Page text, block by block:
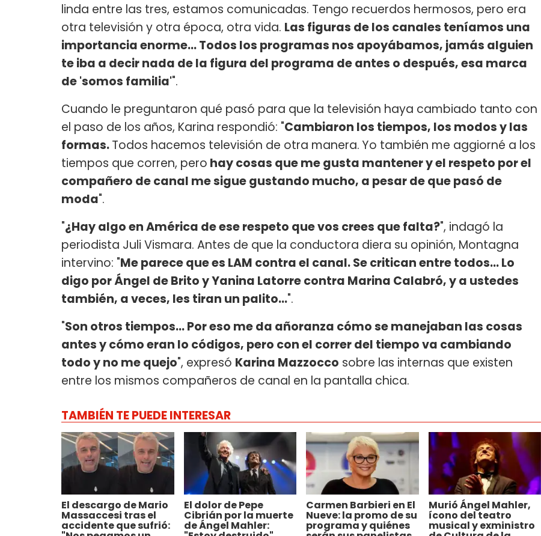
linda entre las tres, estamos comunicadas. Tengo recuerdos hermosos, pero era
otra televisión y otra época, otra vida. Las figuras de los canales teníamos una
importancia enorme... Todos los programas nos apoyábamos, jamás alguien
te iba a decir nada de la figura del programa de antes o después, esa marca
de 'somos familia'".
Cuando le preguntaron qué pasó para que la televisión haya cambiado tanto con
el paso de los años, Karina respondió: "Cambiaron los tiempos, los modos y las
formas.Todos hacemos televisión de otra manera.Yo también me aggiorné a los
tiempos que corren, pero hay cosas que me gusta mantener y el respeto por el
compañero de canal me sigue gustando mucho, a pesar de que pasó de
moda".
"¿Hay algo en América de ese respeto que vos crees que falta?", indagó la
periodista Juli Vismara. Antes de que la conductora diera su opinión, Montagna
intervino: "Me parece que es LAM contra el canal. Se critican entre todos... Lo
digo por Ángel de Brito y Yanina Latorre contra Marina Calabró, y a ustedes
también, a veces, les tiran un palito...".
"Son otros tiempos... Por eso me da añoranza cómo se manejaban las cosas
antes y cómo eran lo códigos, pero con el correr del tiempo va cambiando
todo y no me quejo", expresó Karina Mazzocco sobre las internas que existen
entre los mismos compañeros de canal en la pantalla chica.
TAMBIÉN TE PUEDE INTERESAR
El descargo de Mario
Massaccesi tras el
accidente que sufrió:
El dolor de Pepe
Cibrián por la muerte
de Ángel Mahler:
Carmen Barbieri en El
Nueve: la promo de su
programa y quiénes
Murió Ángel Mahler,
ícono del teatro
musical y exministro